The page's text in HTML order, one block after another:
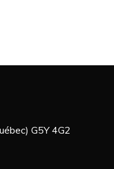
G5Y 4G2